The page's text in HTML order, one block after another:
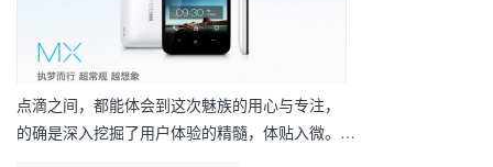
点滴之间，都能体会到这次魅族的用心与专注，
的确是深入挖掘了用户体验的精髓，体贴入微。…